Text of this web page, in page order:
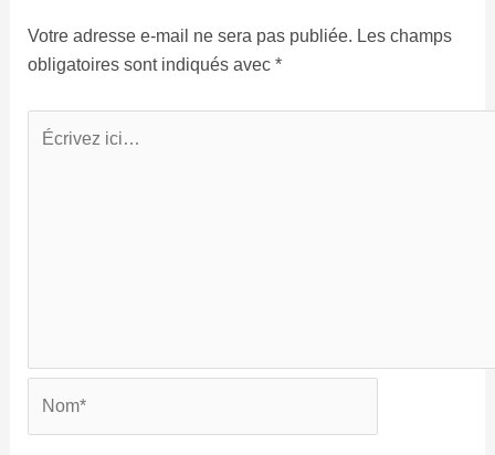
Votre adresse e-mail ne sera pas publiée. Les champs
obligatoires sont indiqués avec *